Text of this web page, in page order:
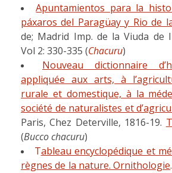
Apuntamientos para la
páxaros del Paragüay y Rio de
de; Madrid Imp. de la Viuda de
Vol 2: 330-335 (Chacuru)
Nouveau dictionnaire
appliquée aux arts, à
rurale et domestique, à la
société de naturalistes et
Paris, Chez Deterville, 1816-19.
(Bucco chacuru)
Tableau encyclopédique et
règnes de la nature. Ornithologie.